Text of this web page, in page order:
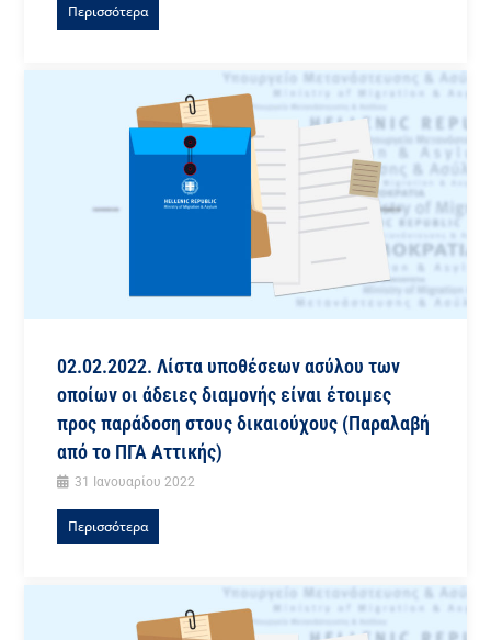
Περισσότερα
02.02.2022. Λίστα υποθέσεων ασύλου των
οποίων οι άδειες διαμονής είναι έτοιμες
προς παράδοση στους δικαιούχους (Παραλαβή
από το ΠΓΑ Αττικής)
31 Ιανουαρίου 2022
Περισσότερα